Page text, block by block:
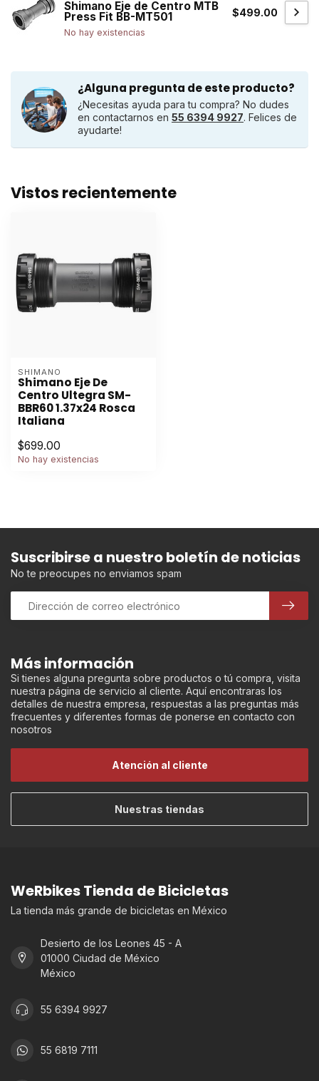
Shimano Eje de Centro MTB
Press Fit BB-MT501
No hay existencias
$499.00
¿Alguna pregunta de este producto?
¿Necesitas ayuda para tu compra? No dudes
en contactarnos en 55 6394 9927. Felices de
ayudarte!
Vistos recientemente
SHIMANO
Shimano Eje De
Centro Ultegra SM-
BBR60 1.37x24 Rosca
Italiana
$699.00
No hay existencias
Más información
Si tienes alguna pregunta sobre productos o tú compra, visita
nuestra página de servicio al cliente. Aquí encontraras los
detalles de nuestra empresa, respuestas a las preguntas más
frecuentes y diferentes formas de ponerse en contacto con
nosotros
Atención al cliente
Nuestras tiendas
Suscribirse a nuestro boletín de noticias
No te preocupes no enviamos spam
WeRbikes Tienda de Bicicletas
La tienda más grande de bicicletas en México
Desierto de los Leones 45 - A
01000 Ciudad de México
México
55 6394 9927
55 6819 7111